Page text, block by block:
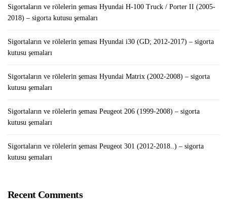
Sigortaların ve rölelerin şeması Hyundai H-100 Truck / Porter II (2005-
2018) – sigorta kutusu şemaları
Sigortaların ve rölelerin şeması Hyundai i30 (GD; 2012-2017) – sigorta
kutusu şemaları
Sigortaların ve rölelerin şeması Hyundai Matrix (2002-2008) – sigorta
kutusu şemaları
Sigortaların ve rölelerin şeması Peugeot 206 (1999-2008) – sigorta
kutusu şemaları
Sigortaların ve rölelerin şeması Peugeot 301 (2012-2018..) – sigorta
kutusu şemaları
Recent Comments